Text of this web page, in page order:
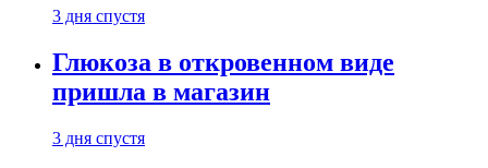
3 дня спустя
Глюкоза в откровенном виде
пришла в магазин
3 дня спустя